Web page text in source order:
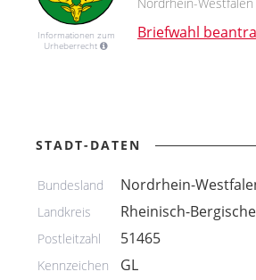
Informationen zum
Urheberrecht
Briefwahl
STADT-DATEN
Bundesland Nordrhein-
Landkreis Rheinisch-
Postleitzahl 51465
Kennzeichen GL